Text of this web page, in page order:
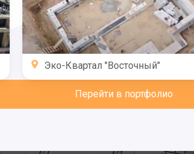
Эко-Квартал "Восточный"
Перейти в портфолио